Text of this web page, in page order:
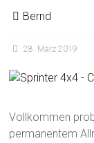
Bernd
28. März 2019
Vollkommen
permanentem